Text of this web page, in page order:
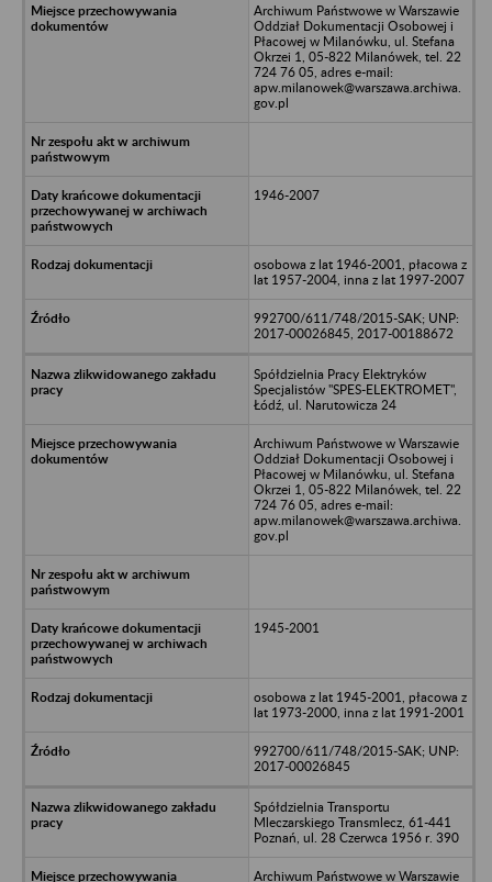
Archiwum Państwowe w Warszawie
Oddział Dokumentacji Osobowej i
Płacowej w Milanówku, ul. Stefana
Okrzei 1, 05-822 Milanówek, tel. 22
724 76 05, adres e-mail:
apw.milanowek@warszawa.archiwa.
gov.pl
1946-2007
osobowa z lat 1946-2001, płacowa z
lat 1957-2004, inna z lat 1997-2007
992700/611/748/2015-SAK; UNP:
2017-00026845, 2017-00188672
Spółdzielnia Pracy Elektryków
Specjalistów "SPES-ELEKTROMET",
Łódź, ul. Narutowicza 24
Archiwum Państwowe w Warszawie
Oddział Dokumentacji Osobowej i
Płacowej w Milanówku, ul. Stefana
Okrzei 1, 05-822 Milanówek, tel. 22
724 76 05, adres e-mail:
apw.milanowek@warszawa.archiwa.
gov.pl
1945-2001
osobowa z lat 1945-2001, płacowa z
lat 1973-2000, inna z lat 1991-2001
992700/611/748/2015-SAK; UNP:
2017-00026845
Spółdzielnia Transportu
Mleczarskiego Transmlecz, 61-441
Poznań, ul. 28 Czerwca 1956 r. 390
Archiwum Państwowe w Warszawie